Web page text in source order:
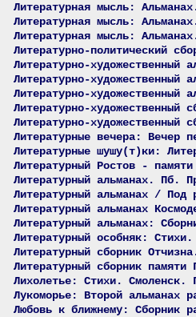
Литературная мысль:
Литературная мысль:
Литературная мысль:
Литературно-политический
Литературно-
Литературно-
Литературно-
Литературно-художественный
Литературно-художественный
Литературные вечера: Вечер
Литературные шушу(т)ки:
Литературный Ростов -
Литературный альманах. Пб.
Литературный альманах /
Литературный альманах
Литературный альманах:
Литературный особняк:
Литературный сборник
Литературный сборник
Лихолетье: Стихи. Смоленск.
Лукоморье: Второй альманах
Любовь к ближнему: Сборник